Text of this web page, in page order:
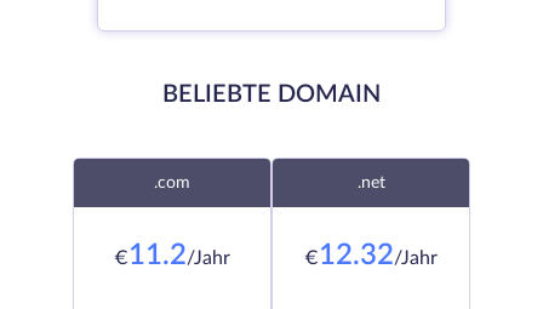
BELIEBTE DOMAIN
.com
€11.2/Jahr
.net
€12.32/Jahr